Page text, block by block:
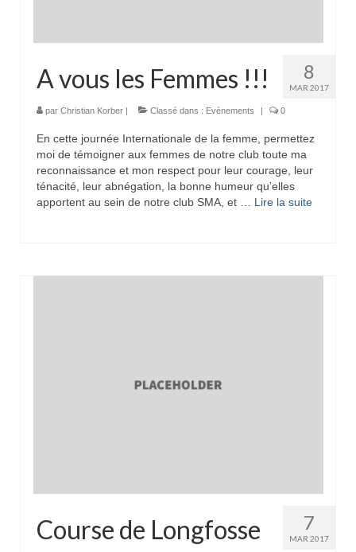
8
MAR 2017
A vous les Femmes !!!
par Christian Korber | Classé dans : Evènements | 0
En cette journée Internationale de la femme, permettez
moi de témoigner aux femmes de notre club toute ma
reconnaissance et mon respect pour leur courage, leur
ténacité, leur abnégation, la bonne humeur qu’elles
apportent au sein de notre club SMA, et … Lire la suite­­
7
MAR 2017
Course de Longfosse